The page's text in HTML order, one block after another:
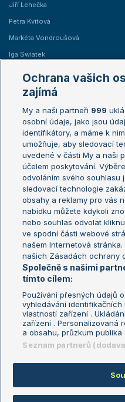
Jiří Lehečka
Petra Kvitová
Markéta Vondroušová
Iga Swiatek
Žebříčky
Žebříček ATP (muži)
Žebříček WTA (ženy)
Sázkařský žebříček
Aktualní trendy
Fotbalové přestupy
Livesport Daily
LS Prague Open
Podmínky užití
GDPR a žurnalistika
Kontakt
Copyright © 2008-2026
Ochrana vašich
zajímá
My a naši partneři 999
osobní údaje, jako jsou
identifikátory, a máme k
umožňuje, aby sledovací
uvedené v části My a naši
účelem poskytování.
odvoláním svého souhlasu
sledovací technologie
obsahy a reklamy pro vás
nabídku můžete kdykoli
nebo souhlas odvolat
ve spodní části webové
našem Internetová
našich Zásadách ochrany
Společně s našimi
tímto cílem:
Používání přesných údajů
vyhledávání
vlastností zařízení .
zařízení . Personalizovaná
a obsahu, průzkum publika
Seznam partnerů